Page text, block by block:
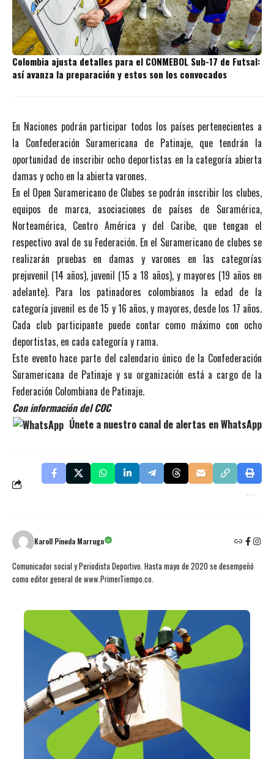
Colombia ajusta detalles para el CONMEBOL Sub-17 de Futsal:
así avanza la preparación y estos son los convocados
En Naciones podrán participar todos los países pertenecientes a
la Confederación Suramericana de Patinaje, que tendrán la
oportunidad de inscribir ocho deportistas en la categoría abierta
damas y ocho en la abierta varones.
En el Open Suramericano de Clubes se podrán inscribir los clubes,
equipos de marca, asociaciones de países de Suramérica,
Norteamérica, Centro América y del Caribe, que tengan el
respectivo aval de su Federación. En el Suramericano de clubes se
realizarán pruebas en damas y varones en las categorías
prejuvenil (14 años), juvenil (15 a 18 años), y mayores (19 años en
adelante). Para los patinadores colombianos la edad de la
categoría juvenil es de 15 y 16 años, y mayores, desde los 17 años.
Cada club participante puede contar como máximo con ocho
deportistas, en cada categoría y rama.
Este evento hace parte del calendario único de la Confederación
Suramericana de Patinaje y su organización está a cargo de la
Federación Colombiana de Patinaje.
Con información del COC
Únete a nuestro canal de alertas en WhatsApp
Karoll Pineda Marrugo
Comunicador social y Periodista Deportivo. Hasta mayo de 2020 se desempeñó
como editor general de www.PrimerTiempo.co.